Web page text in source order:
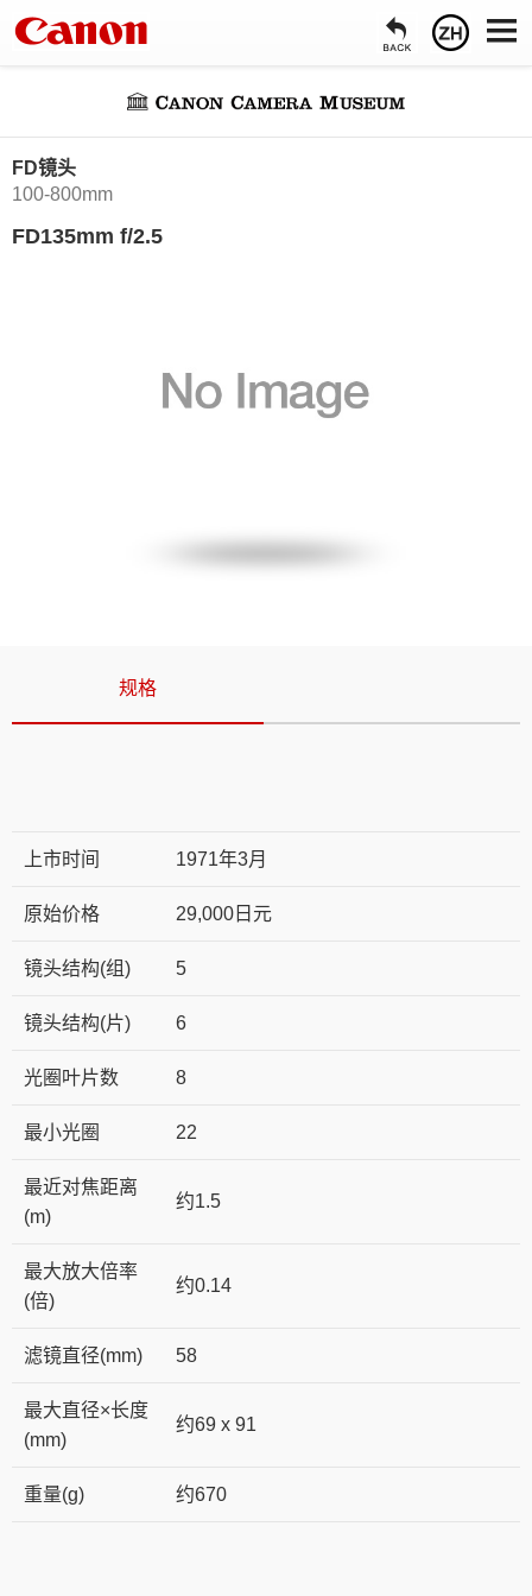
FD镜头
100-800mm
FD135mm f/2.5
规格
上市时间 1971年3月
原始价格 29,000日元
镜头结构(组) 5
镜头结构(片) 6
光圈叶片数 8
最小光圈 22
最近对焦距离
(m)
约1.5
最大放大倍率
(倍)
约0.14
滤镜直径(mm) 58
最大直径×长度
(mm)
约69 x 91
重量(g) 约670